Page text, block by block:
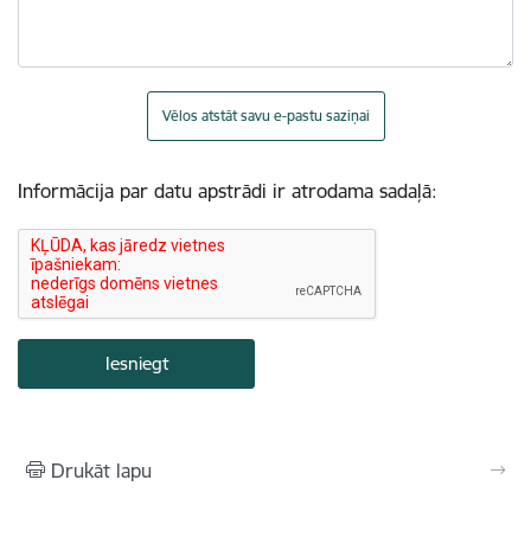
Vēlos atstāt savu e-pastu saziņai
Informācija par datu apstrādi ir atrodama sadaļā:
Drukāt lapu